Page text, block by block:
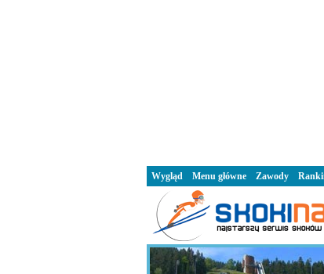
Wygląd Menu główne Zawody